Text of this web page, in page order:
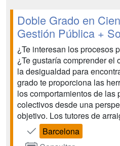
Doble Grado en
Gestión Pública +
¿Te interesan los procesos
¿Te gustaría comprender el
la desigualdad para
grado te proporciona las
los comportamientos de las
colectivos desde una
objetivo. Los tutores de
Barcelona